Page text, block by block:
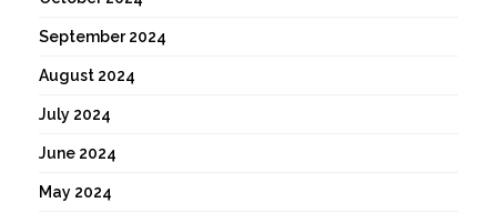
September 2024
August 2024
July 2024
June 2024
May 2024